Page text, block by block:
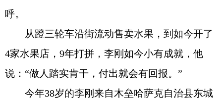
呼。
从蹬三轮车沿街流动售卖水果，到如今开了
4家水果店，9年打拼，李刚如今小有成就，他
说：“做人踏实肯干，付出就会有回报。”
今年38岁的李刚来自木垒哈萨克自治县东城